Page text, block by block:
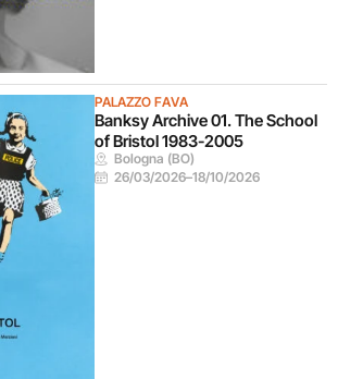
PALAZZO FAVA
Banksy Archive 01. The School
of Bristol 1983-2005
Bologna (BO)
26/03/2026–18/10/2026